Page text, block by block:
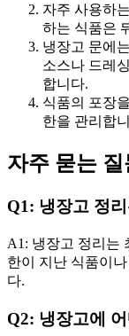
자주 사용하
하는 식품은
냉장고 문에
소스나 드레
합니다.
식품의 포장
한을 관리합
자주 묻는 질
Q1: 냉장고 정
A1: 냉장고 정리는
한이 지난 식품이
다.
Q2: 냉장고에